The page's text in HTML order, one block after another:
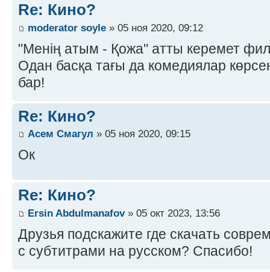
Re: Кино?
moderator soyle » 05 ноя 2020, 09:12
"Менің атым - Қожа" атты керемет
Одан басқа тағы да комедиялар
бар!
Re: Кино?
Асем Смагул » 05 ноя 2020, 09:15
Ок
Re: Кино?
Ersin Abdulmanafov» 05 окт 2023, 13:56
Друзья подскажите где скачать
с субтитрами на русском? Спасибо!